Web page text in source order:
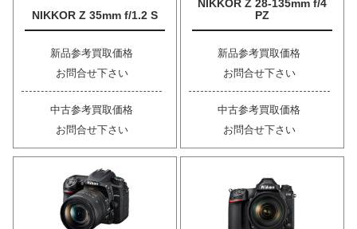
NIKKOR Z 35mm f/1.2 S
新品参考買取価格
お問合せ下さい
中古参考買取価格
お問合せ下さい
NIKKOR Z 28-135mm f/4
PZ
新品参考買取価格
お問合せ下さい
中古参考買取価格
お問合せ下さい